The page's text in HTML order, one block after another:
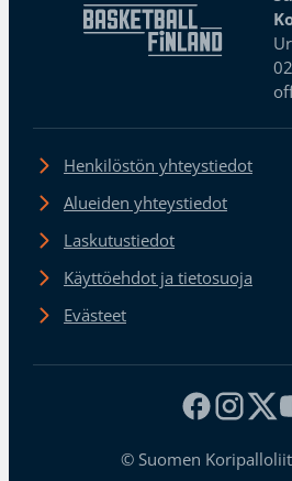
Henkilöstön yhteystiedot
Alueiden yhteystiedot
Laskutustiedot
Käyttöehdot ja tietosuoja
Evästeet
© Suomen